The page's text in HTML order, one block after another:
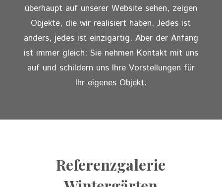
überhaupt auf unserer Website sehen, zeigen
Objekte, die wir realisiert haben. Jedes ist
anders, jedes ist einzigartig. Aber der Anfang
ist immer gleich: Sie nehmen Kontakt mit uns
auf und schildern uns Ihre Vorstellungen für
Ihr eigenes Objekt.
Referenzgalerie